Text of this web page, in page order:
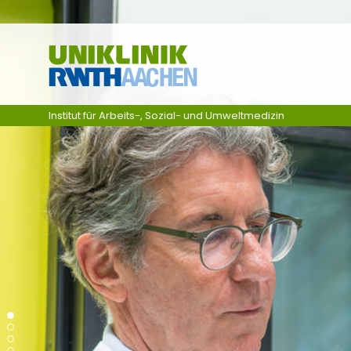
Ga naar navigatie
Institut für Arbeits-, Sozial- und Umweltmedizin